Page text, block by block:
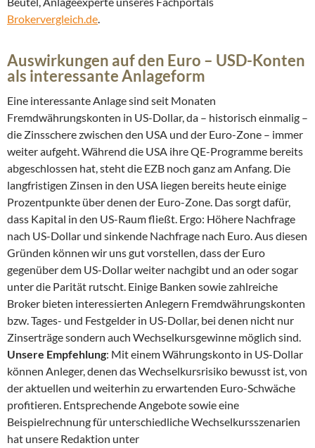
Brokervergleich.de.
Auswirkungen auf den Euro – USD-Konten
als interessante Anlageform
Eine interessante Anlage sind seit Monaten
Fremdwährungskonten in US-Dollar, da – historisch einmalig –
die Zinsschere zwischen den USA und der Euro-Zone – immer
weiter aufgeht. Während die USA ihre QE-Programme bereits
abgeschlossen hat, steht die EZB noch ganz am Anfang. Die
langfristigen Zinsen in den USA liegen bereits heute einige
Prozentpunkte über denen der Euro-Zone. Das sorgt dafür,
dass Kapital in den US-Raum fließt. Ergo: Höhere Nachfrage
nach US-Dollar und sinkende Nachfrage nach Euro. Aus diesen
Gründen können wir uns gut vorstellen, dass der Euro
gegenüber dem US-Dollar weiter nachgibt und an oder sogar
unter die Parität rutscht. Einige Banken sowie zahlreiche
Broker bieten interessierten Anlegern Fremdwährungskonten
bzw. Tages- und Festgelder in US-Dollar, bei denen nicht nur
Zinserträge sondern auch Wechselkursgewinne möglich sind.
Unsere Empfehlung: Mit einem Währungskonto in US-Dollar
können Anleger, denen das Wechselkursrisiko bewusst ist, von
der aktuellen und weiterhin zu erwartenden Euro-Schwäche
profitieren. Entsprechende Angebote sowie eine
Beispielrechnung für unterschiedliche Wechselkursszenarien
hat unsere Redaktion unter